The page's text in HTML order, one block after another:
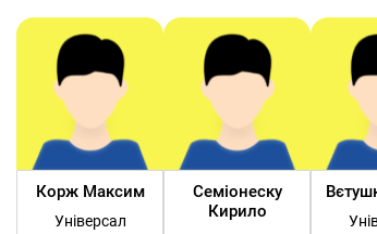
Корж Максим
Універсал
Семіонеску
Кирило